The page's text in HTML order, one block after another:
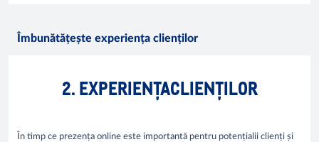
Îmbunătățește experiența clienților
2. EXPERIENȚACLIENȚILOR
În timp ce prezența online este importantă pentru potențialii clienți și